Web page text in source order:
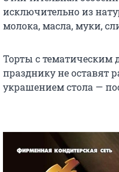
исключительно из
молока, масла, муки,
Торты с тематическим
празднику не
украшением стола —